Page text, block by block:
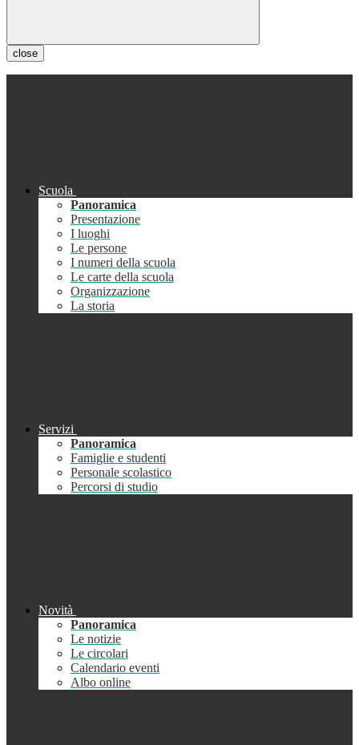
close
Scuola
Panoramica
Presentazione
I luoghi
Le persone
I numeri della scuola
Le carte della scuola
Organizzazione
La storia
Servizi
Panoramica
Famiglie e studenti
Personale scolastico
Percorsi di studio
Novità
Panoramica
Le notizie
Le circolari
Calendario eventi
Albo online